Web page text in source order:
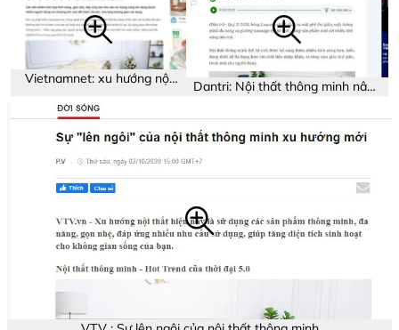
Vietnamnet: xu hướng nội
Dantri: Nội thất thông minh nâng